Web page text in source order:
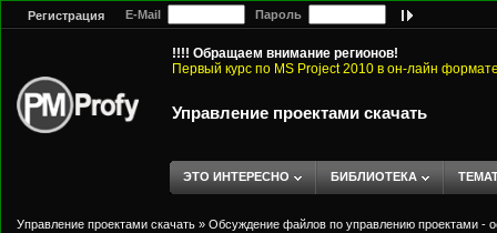
Регистрация E-Mail Пароль
!!!! Обращаем внимание регионов!
Первый курс по MS Project 2010 в он-лайн
Управление проектами скачать
ЭТО ИНТЕРЕСНО БИБЛИОТЕКА
Управление проектами скачать » Обсуждение файлов по управлению проектами -